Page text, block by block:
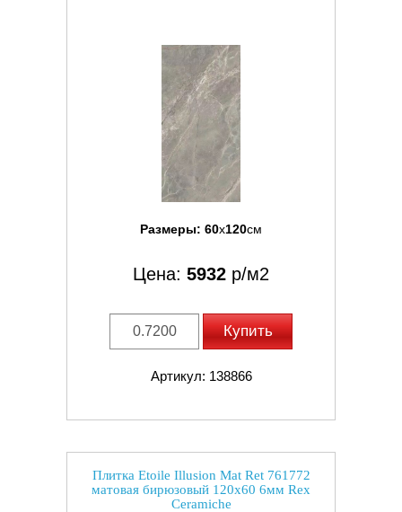
Размеры: 60x120см
Цена: 5932 р/м2
Купить
Артикул: 138866
Плитка Etoile Illusion Mat Ret 761772
матовая бирюзовый 120x60 6мм Rex
Ceramiche